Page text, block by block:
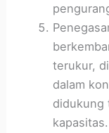
terukur,
dalam
didukung
kapasitas.